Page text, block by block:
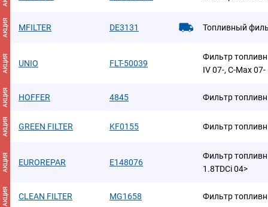
АКЦИЯ MFILTER DE3131 Топливный
АКЦИЯ UNIO FLT-50039
Фильтр
IV 07-, C-Max
АКЦИЯ HOFFER 4845 Фильтр
АКЦИЯ GREEN FILTER KF0155 Фильтр
АКЦИЯ EUROREPAR E148076
Фильтр
1.8TDCi 04>
АКЦИЯ CLEAN FILTER MG1658 Фильтр